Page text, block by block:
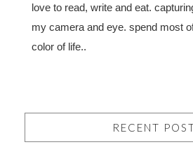
love to read, write and eat.
my camera and eye. spend most
color of life..
RECENT